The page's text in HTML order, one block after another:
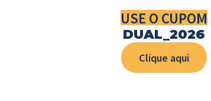
USE O CUPOM
DUAL_2026
Clique aqui